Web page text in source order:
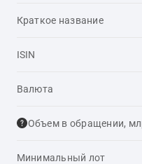
Краткое название
ISIN
Валюта
Объем в обращении,
Минимальный лот